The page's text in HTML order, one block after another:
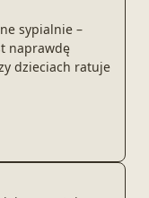
sypialnie –
naprawdę
dzieciach ratuje